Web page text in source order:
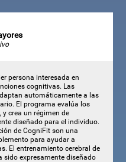
persona interesada en
cognitivas. Las
automáticamente a las
El programa evalúa los
crea un régimen de
diseñado para el individuo.
de CogniFit son una
para ayudar a
El entrenamiento cerebral de
sido expresamente diseñado